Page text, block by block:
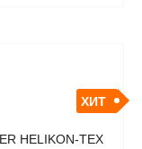
ХИТ
HELIKON-TEX